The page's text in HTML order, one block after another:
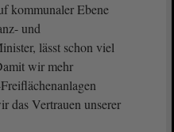
kommunaler Ebene
und
lässt schon viel
wir mehr
das Vertrauen unserer